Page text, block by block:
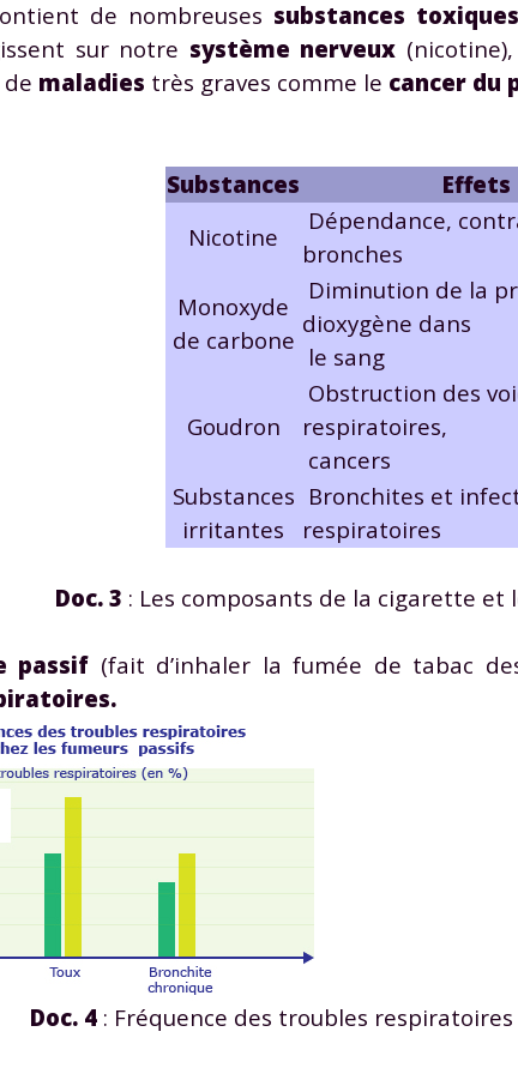
de nombreuses substances toxiques
sur notre système nerveux
maladies très graves comme le cancer du
Substances
Effets
Nicotine
Dépendance,
bronches
Monoxyde
de carbone
Diminution de la
dioxygène dans
le sang
Goudron
Obstruction des
respiratoires,
cancers
Substances
irritantes
Bronchites et
respiratoires
Doc. 3 : Les composants de la cigarette et
passif (fait d’inhaler la fumée de tabac
Doc. 4: Fréquence des troubles
de vos données personnelles et pour
notre charte.